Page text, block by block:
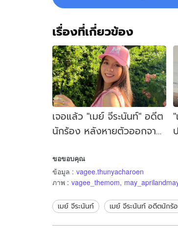
ใน
ซบุ๊ก
เรื่องที่เกี่ยวข้อง
เจอแล้ว "เมย์ จีระนันท์" อดีต
นักร้อง หลังหายตัวออกจาก
ขอขอบคุณ
ข้อมูล : vagee.thunyacharoen
ภาพ : vagee_themom,
เมย์ จีระนันท์ เมย์ จีระนันท์ อดีตนักร้